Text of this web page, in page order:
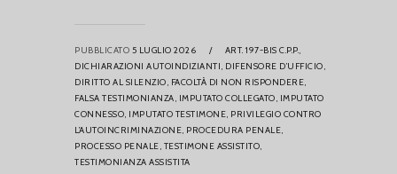
PUBBLICATO 5 LUGLIO 2026 /
ART. 197-BIS C.P.P.,
DICHIARAZIONI AUTOINDIZIANTI, DIFENSORE D’UFFICIO,
DIRITTO AL SILENZIO, FACOLTÀ DI NON RISPONDERE,
FALSA TESTIMONIANZA, IMPUTATO COLLEGATO, IMPUTATO
CONNESSO, IMPUTATO TESTIMONE, PRIVILEGIO CONTRO
L’AUTOINCRIMINAZIONE, PROCEDURA PENALE,
PROCESSO PENALE, TESTIMONE ASSISTITO,
TESTIMONIANZA ASSISTITA